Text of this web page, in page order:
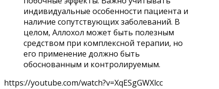
индивидуальные особенности пациента и
наличие сопутствующих заболеваний. В
целом, Аллохол может быть полезным
средством при комплексной терапии, но
его применение должно быть
обоснованным и контролируемым.
https://youtube.com/watch?v=XqESgGWXlcc